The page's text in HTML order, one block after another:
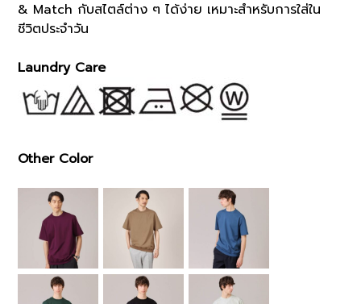
& Match กับสไตล์ต่าง ๆ ได้ง่าย เหมาะสำหรับการใส่ใน
ชีวิตประจำวัน
Laundry Care
Other Color